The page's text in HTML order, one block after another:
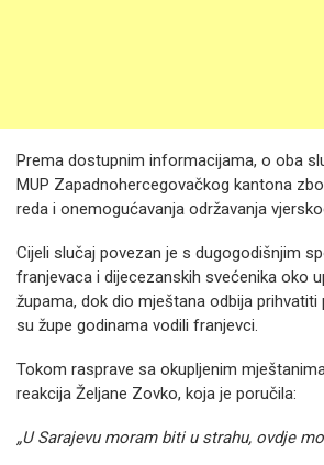
Prema dostupnim informacijama, o oba
MUP Zapadnohercegovačkog kantona
reda i onemogućavanja održavanja
Cijeli slučaj povezan je s dugogodišnjim
franjevaca i dijecezanskih svećenika oko
župama, dok dio mještana odbija
su župe godinama vodili franjevci.
Tokom rasprave sa okupljenim
reakcija Željane Zovko, koja je poručila:
„U Sarajevu moram biti u strahu, ovdje